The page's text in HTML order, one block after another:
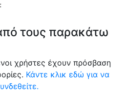
τους παρακάτω
χρήστες έχουν πρόσβαση
Κάντε κλικ εδώ για να